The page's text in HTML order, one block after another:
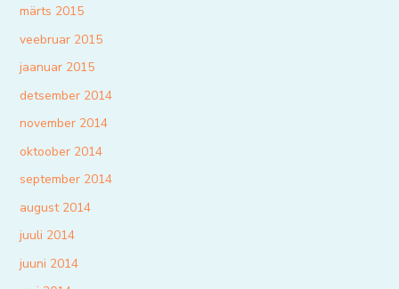
märts 2015
veebruar 2015
jaanuar 2015
detsember 2014
november 2014
oktoober 2014
september 2014
august 2014
juuli 2014
juuni 2014